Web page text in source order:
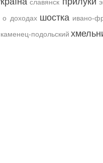
славянск
о доходах шостка ивано-
каменец-подольский